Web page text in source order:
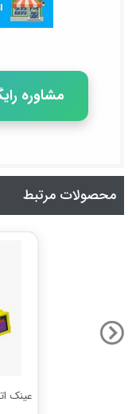
مشاوره رایگان:
محصولات مرتبط
عینک